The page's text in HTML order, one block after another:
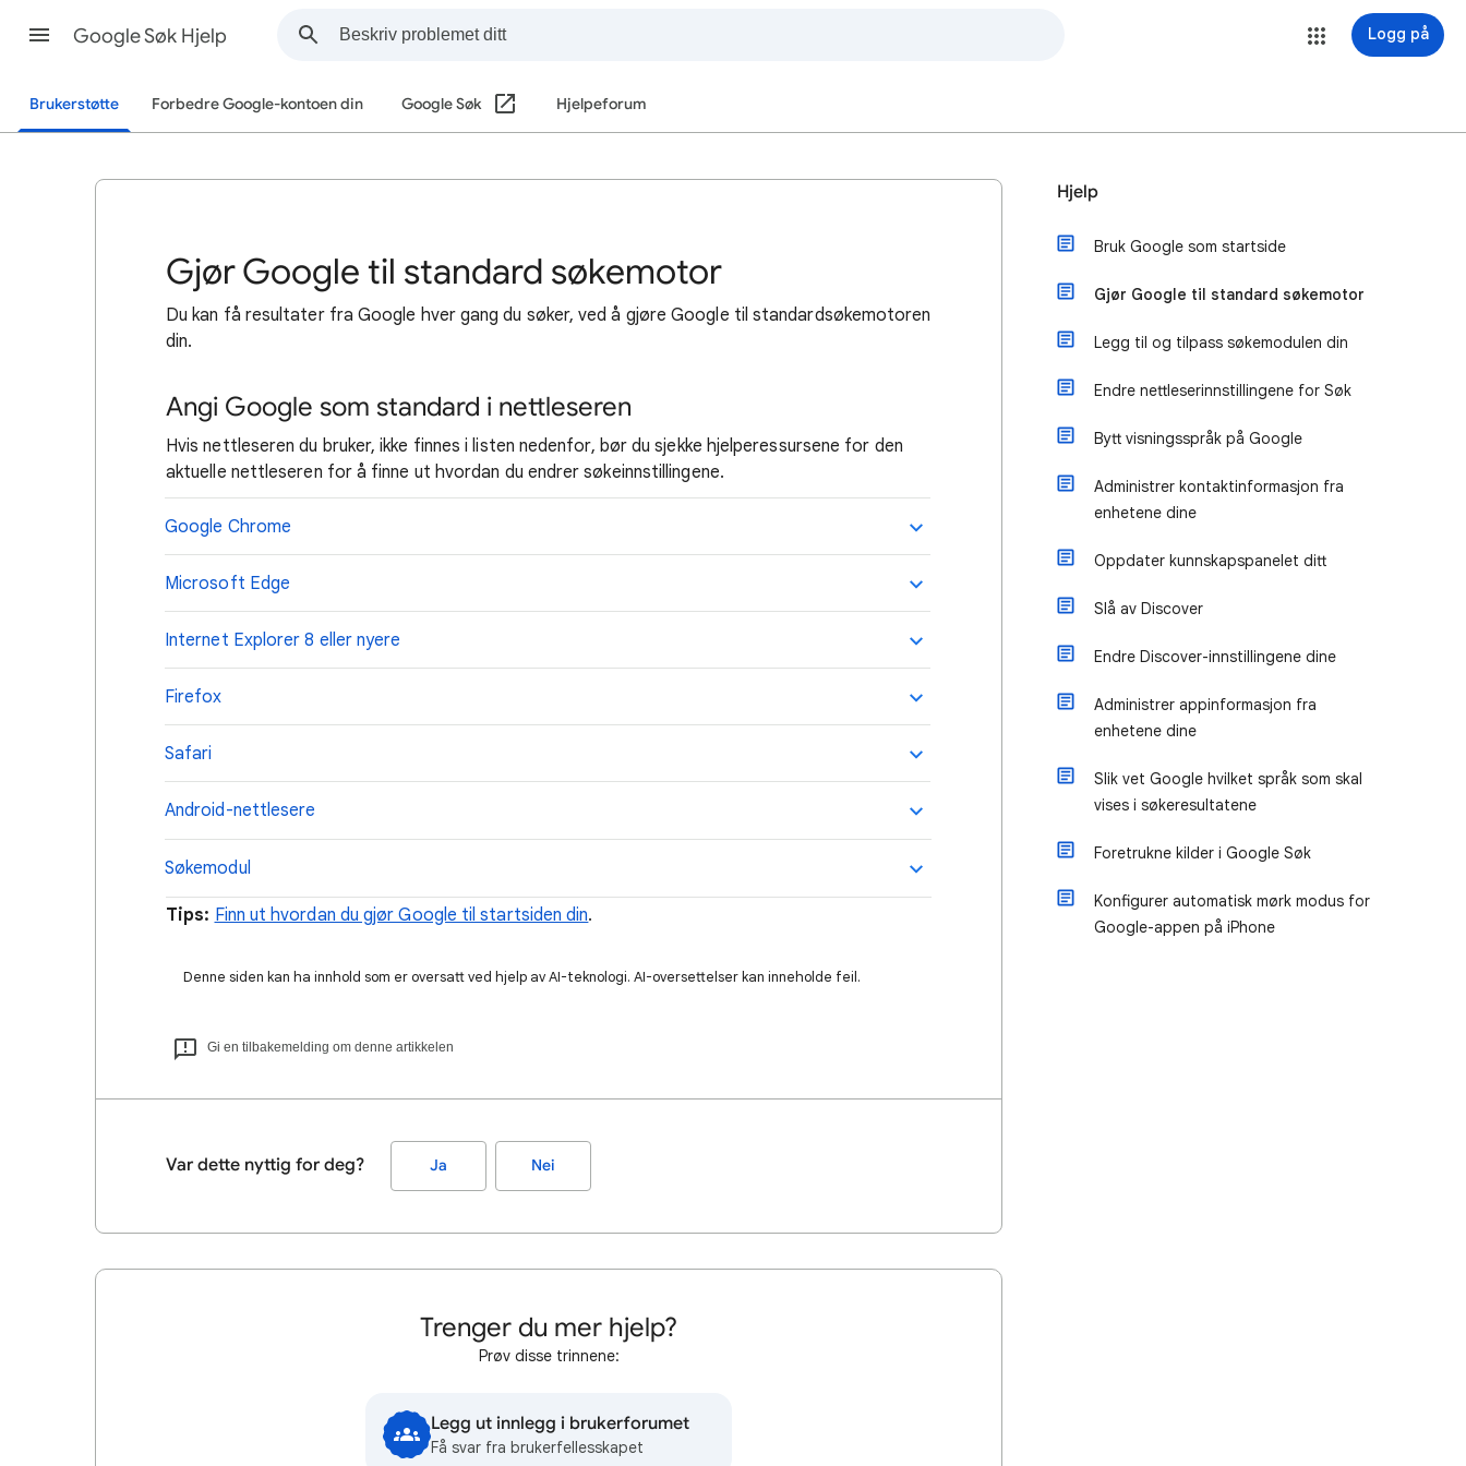
Google Søk Hjelp Logg på
Brukerstøtte Forbedre Google-kontoen din Google Søk Hjelpeforum
Gjør Google til standard søkemotor
Du kan få resultater fra Google hver gang du søker, ved å gjøre Google til standardsøkemotoren
din.
Angi Google som standard i nettleseren
Hvis nettleseren du bruker, ikke finnes i listen nedenfor, bør du sjekke hjelperessursene for den
aktuelle nettleseren for å finne ut hvordan du endrer søkeinnstillingene.
Google Chrome
Microsoft Edge
Internet Explorer 8 eller nyere
Firefox
Safari
Android-nettlesere
Søkemodul
Tips: Finn ut hvordan du gjør Google til startsiden din.
Denne siden kan ha innhold som er oversatt ved hjelp av AI-teknologi. AI-oversettelser kan inneholde feil.
Gi en tilbakemelding om denne artikkelen
Var dette nyttig for deg? Ja Nei
Trenger du mer hjelp?
Prøv disse trinnene:
Legg ut innlegg i brukerforumet
Få svar fra brukerfellesskapet
Hjelp
Bruk Google som startside
Gjør Google til standard søkemotor
Legg til og tilpass søkemodulen din
Endre nettleserinnstillingene for Søk
Bytt visningsspråk på Google
Administrer kontaktinformasjon fra
enhetene dine
Oppdater kunnskapspanelet ditt
Slå av Discover
Endre Discover-innstillingene dine
Administrer appinformasjon fra
enhetene dine
Slik vet Google hvilket språk som skal
vises i søkeresultatene
Foretrukne kilder i Google Søk
Konfigurer automatisk mørk modus for
Google-appen på iPhone